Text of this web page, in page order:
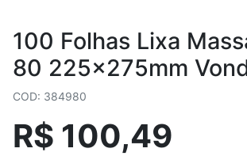
100 Folhas Lixa
80 225x275mm
COD: 384980
R$ 100,49